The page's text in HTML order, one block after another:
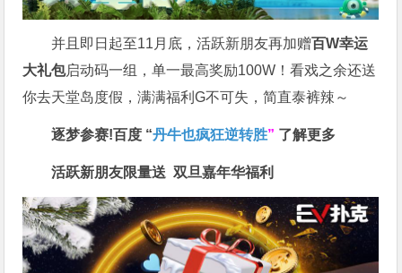
并且即日起至11月底，活跃新朋友再加赠百W幸运
大礼包启动码一组，单一最高奖励100W！看戏之余还送
你去天堂岛度假，满满福利G不可失，简直泰裤辣～
逐梦参赛!百度 “丹牛也疯狂逆转胜” 了解更多
活跃新朋友限量送双旦嘉年华福利